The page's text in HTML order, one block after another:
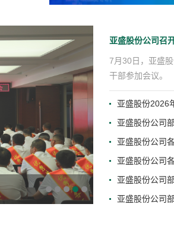
亚盛股份公司召
7月30日，亚盛
干部参加会议。
亚盛股份2026
亚盛股份公司
亚盛股份公司
亚盛股份公司
亚盛股份公司
亚盛股份公司